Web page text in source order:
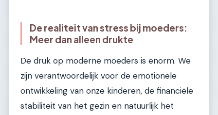
De realiteit van stress bij moeders:
Meer dan alleen drukte
De druk op moderne moeders is enorm. We
zijn verantwoordelijk voor de emotionele
ontwikkeling van onze kinderen, de financiële
stabiliteit van het gezin en natuurlijk het